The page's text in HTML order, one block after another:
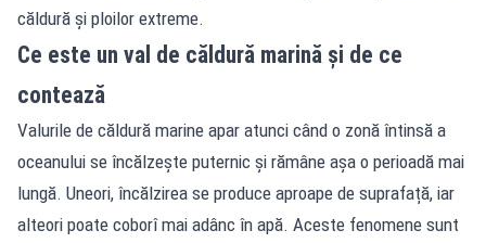
căldură și ploilor extreme.
Ce este un val de căldură marină și de ce
contează
Valurile de căldură marine apar atunci când o zonă întinsă a
oceanului se încălzește puternic și rămâne așa o perioadă mai
lungă. Uneori, încălzirea se produce aproape de suprafață, iar
alteori poate coborî mai adânc în apă. Aceste fenomene sunt